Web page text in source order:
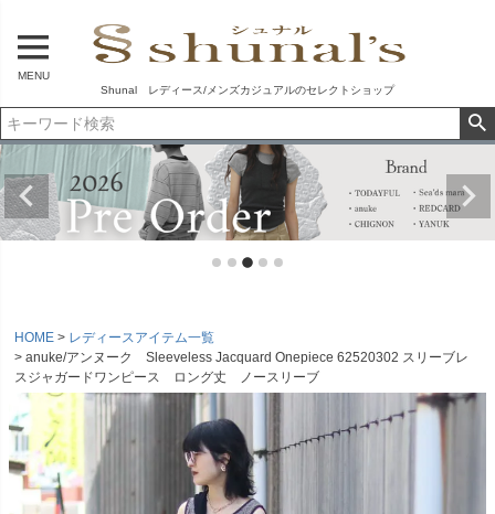
MENU
Shunal レディース/メンズカジュアルのセレクトショップ
HOME
レディースアイテム一覧
anuke/アンヌーク Sleeveless Jacquard Onepiece 62520302 スリーブレ
スジャガードワンピース ロング丈 ノースリーブ